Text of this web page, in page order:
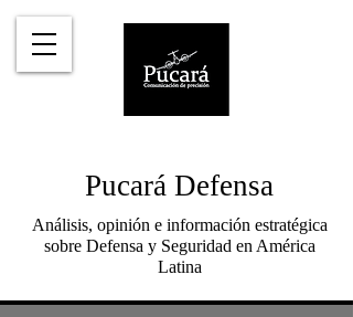
Pucará Defensa
Análisis, opinión e información estratégica
sobre Defensa y Seguridad en América
Latina